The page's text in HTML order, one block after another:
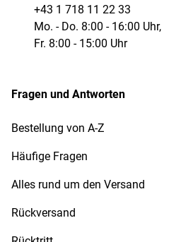
+43 1 718 11 22 33
Mo. - Do. 8:00 - 16:00 Uhr,
Fr. 8:00 - 15:00 Uhr
Fragen und Antworten
Bestellung von A-Z
Häufige Fragen
Alles rund um den Versand
Rückversand